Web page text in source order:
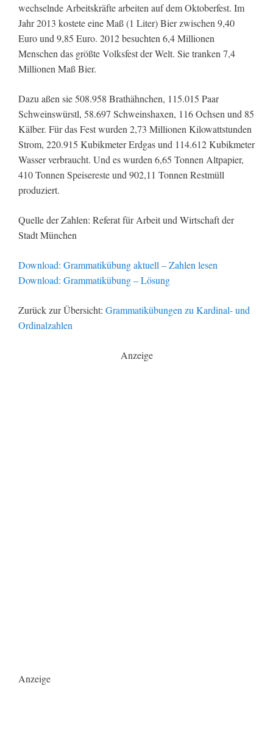
wechselnde Arbeitskräfte arbeiten auf dem Oktoberfest. Im
Jahr 2013 kostete eine Maß (1 Liter) Bier zwischen 9,40
Euro und 9,85 Euro. 2012 besuchten 6,4 Millionen
Menschen das größte Volksfest der Welt. Sie tranken 7,4
Millionen Maß Bier.
Dazu aßen sie 508.958 Brathähnchen, 115.015 Paar
Schweinswürstl, 58.697 Schweinshaxen, 116 Ochsen und 85
Kälber. Für das Fest wurden 2,73 Millionen Kilowattstunden
Strom, 220.915 Kubikmeter Erdgas und 114.612 Kubikmeter
Wasser verbraucht. Und es wurden 6,65 Tonnen Altpapier,
410 Tonnen Speisereste und 902,11 Tonnen Restmüll
produziert.
Quelle der Zahlen: Referat für Arbeit und Wirtschaft der
Stadt München
Download: Grammatikübung aktuell – Zahlen lesen
Download: Grammatikübung – Lösung
Zurück zur Übersicht: Grammatikübungen zu Kardinal- und
Ordinalzahlen
Anzeige
Anzeige